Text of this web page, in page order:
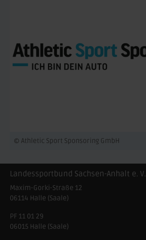
© Athletic Sport Sponsoring GmbH
Landessportbund Sachsen-Anhalt e. V.
Maxim-Gorki-Straße 12
06114 Halle (Saale)
PF 11 01 29
06015 Halle (Saale)